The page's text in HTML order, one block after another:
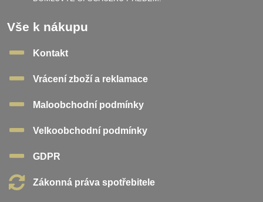
Vše k nákupu
Kontakt
Vrácení zboží a reklamace
Maloobchodní podmínky
Velkoobchodní podmínky
GDPR
Zákonná práva spotřebitele